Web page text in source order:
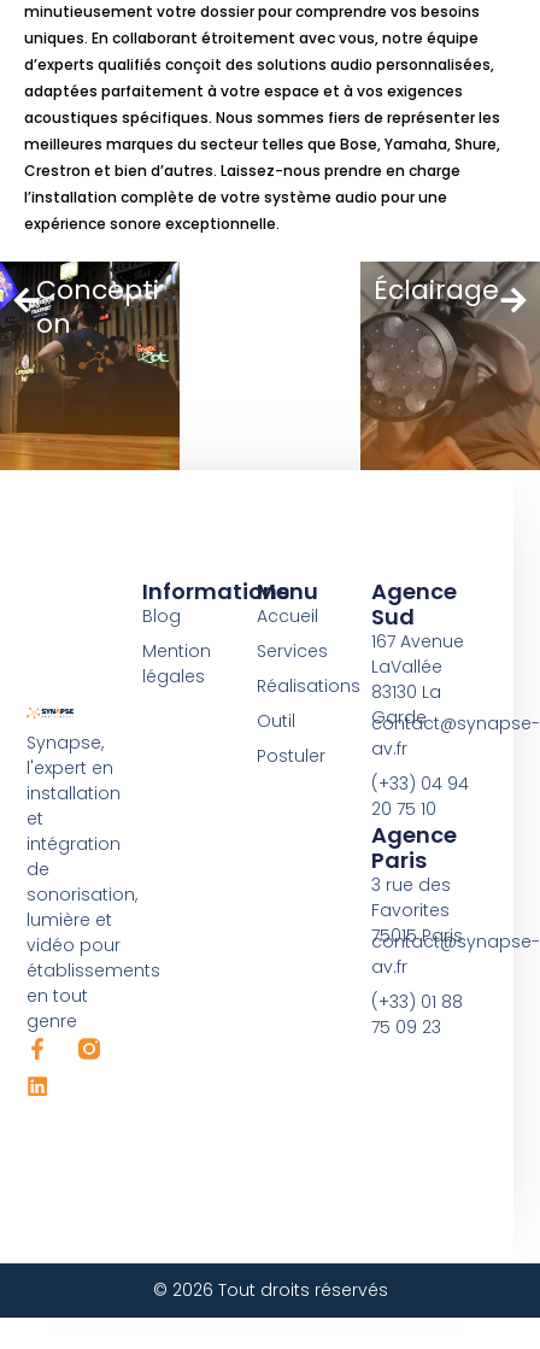
minutieusement votre dossier pour comprendre vos besoins
uniques. En collaborant étroitement avec vous, notre équipe
d’experts qualifiés conçoit des solutions audio personnalisées,
adaptées parfaitement à votre espace et à vos exigences
acoustiques spécifiques. Nous sommes fiers de représenter les
meilleures marques du secteur telles que Bose, Yamaha, Shure,
Crestron et bien d’autres. Laissez-nous prendre en charge
l’installation complète de votre système audio pour une
expérience sonore exceptionnelle.
Concepti
on
Éclairage
Synapse,
l'expert en
installation
et
intégration
de
sonorisation,
lumière et
vidéo pour
établissements
en tout
genre
F
a
c
L
i
n
Menu
Accueil
Services
Réalisations
Outil
Postuler
Informations
Blog
Mention
légales
Agence
Sud
167 Avenue
LaVallée
83130 La
Garde
contact@synapse-
av.fr
(+33) 04 94
20 75 10
Agence
Paris
3 rue des
Favorites
75015 Paris
contact@synapse-
av.fr
(+33) 01 88
75 09 23
© 2026 Tout droits réservés